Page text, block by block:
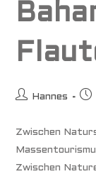
Beitrags-
Hannes
Zwischen
Zwischen